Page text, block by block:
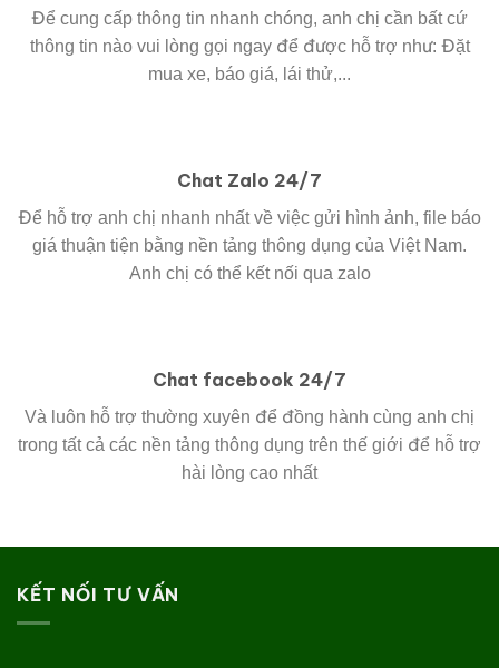
Để cung cấp thông tin nhanh chóng, anh chị cần bất cứ
thông tin nào vui lòng gọi ngay để được hỗ trợ như: Đặt
mua xe, báo giá, lái thử,...
Chat Zalo 24/7
Để hỗ trợ anh chị nhanh nhất về việc gửi hình ảnh, file báo
giá thuận tiện bằng nền tảng thông dụng của Việt Nam.
Anh chị có thể kết nối qua zalo
Chat facebook 24/7
Và luôn hỗ trợ thường xuyên để đồng hành cùng anh chị
trong tất cả các nền tảng thông dụng trên thế giới để hỗ trợ
hài lòng cao nhất
KẾT NỐI TƯ VẤN